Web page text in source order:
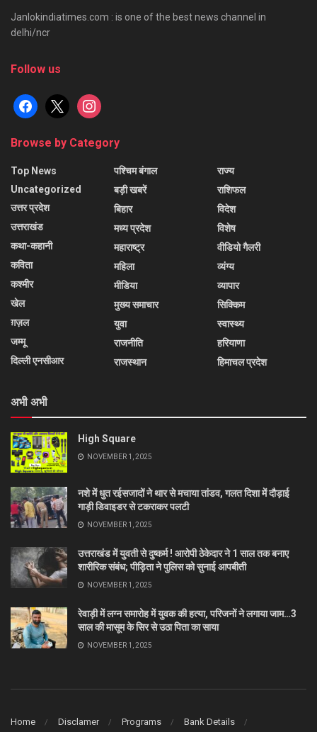
Janlokindiatimes.com : is one of the best news channel in
delhi/ncr
Follow us
facebook
x instagram
Browse by Category
Top News
Uncategorized
उत्तर प्रदेश
उत्तराखंड
कथा-कहानी
कविता
कश्मीर
खेल
ग़ज़ल
जम्मू
दिल्ली एनसीआर
पश्चिम बंगाल
बड़ी खबरें
बिहार
मध्य प्रदेश
महाराष्ट्र
महिला
मीडिया
मुख्य समाचार
युवा
राजनीति
राजस्थान
राज्य
राशिफल
विदेश
विशेष
वीडियो गैलरी
व्यंग्य
व्यापार
सिक्किम
स्वास्थ्य
हरियाणा
हिमाचल प्रदेश
अभी अभी
High Square
NOVEMBER 1, 2025
नशे में धुत रईसजादों ने थार से मचाया तांडव, गलत दिशा में दौड़ाई
गाड़ी डिवाइडर से टकराकर पलटी
NOVEMBER 1, 2025
उत्तराखंड में युवती से दुष्कर्म ! आरोपी ठेकेदार ने 1 साल तक बनाए
शारीरिक संबंध; पीड़िता ने पुलिस को सुनाई आपबीती
NOVEMBER 1, 2025
रेवाड़ी में लग्न समारोह में युवक की हत्या, परिजनों ने लगाया जाम…3
साल की मासूम के सिर से उठा पिता का साया
NOVEMBER 1, 2025
Home Disclamer Programs
Bank Details